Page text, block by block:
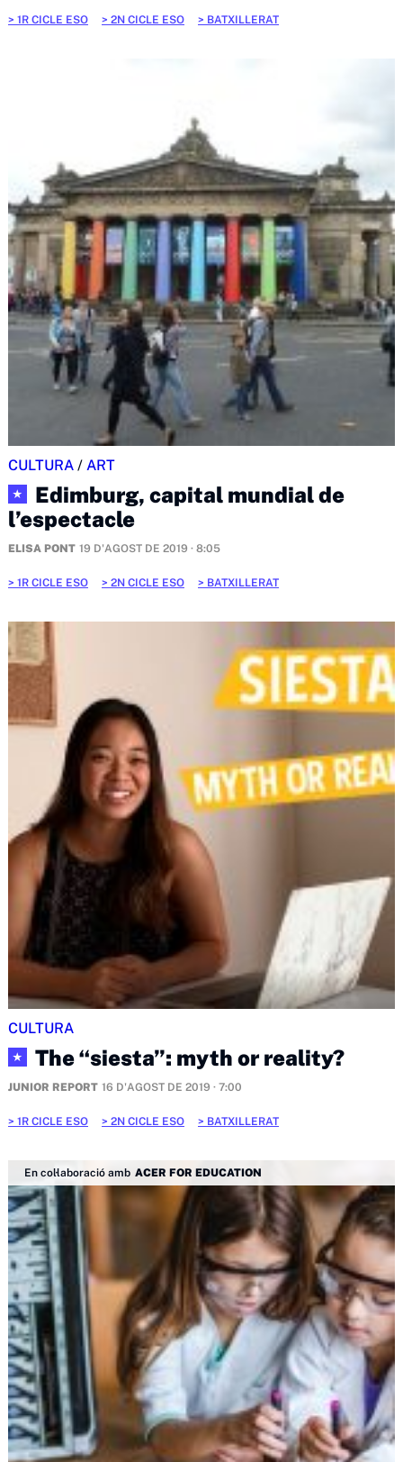
1R CICLE ESO 2N CICLE ESO BATXILLERAT
CULTURA / ART
★
Edimburg, capital mundial de
l’espectacle
ELISA PONT 19 D'AGOST DE 2019 · 8:05
1R CICLE ESO 2N CICLE ESO BATXILLERAT
CULTURA
★ The “siesta”: myth or reality?
JUNIOR REPORT 16 D'AGOST DE 2019 · 7:00
1R CICLE ESO 2N CICLE ESO BATXILLERAT
En col·laboració amb ACER FOR EDUCATION